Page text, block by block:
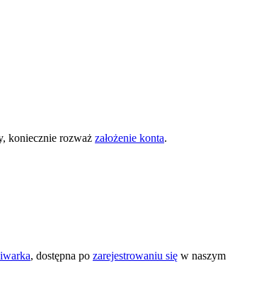
koniecznie rozważ założenie konta.
, dostępna po zarejestrowaniu się w naszym